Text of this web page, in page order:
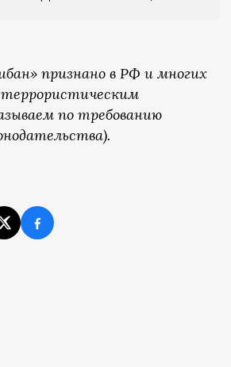
признано в РФ и многих
по требованию